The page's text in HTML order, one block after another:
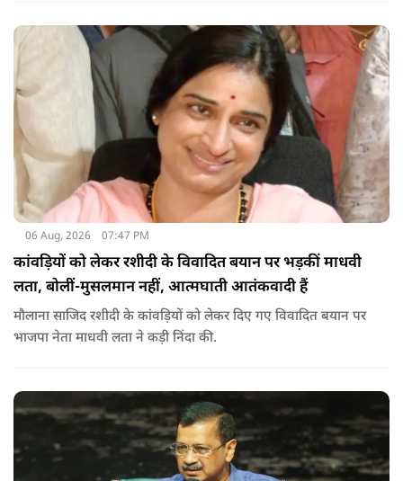
06 Aug, 2026 07:47 PM
कांवड़ियों को लेकर रशीदी के विवादित बयान पर भड़कीं माधवी
लता, बोलीं-मुसलमान नहीं, आत्मघाती आतंकवादी हैं
मौलाना साजिद रशीदी के कांवड़ियों को लेकर दिए गए विवादित बयान पर
भाजपा नेता माधवी लता ने कड़ी निंदा की.